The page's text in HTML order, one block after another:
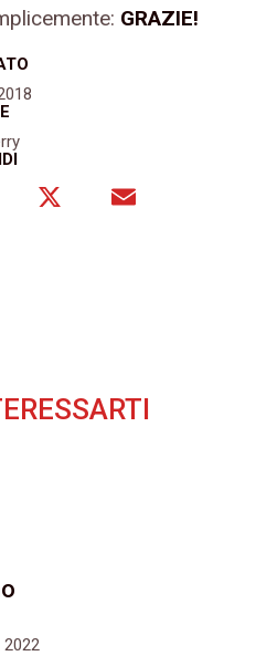
Pinterest
GRAZIE!
2022